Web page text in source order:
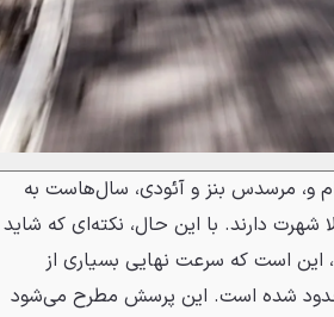
ام و، مرسدس بنز و آئودی، سال‌هاست به
دارند. با این حال، نکته‌ای که شاید
این است که سرعت نهایی بسیاری از
کیلومتر بر ساعت محدود شده است. این پرسش مطرح می‌شود